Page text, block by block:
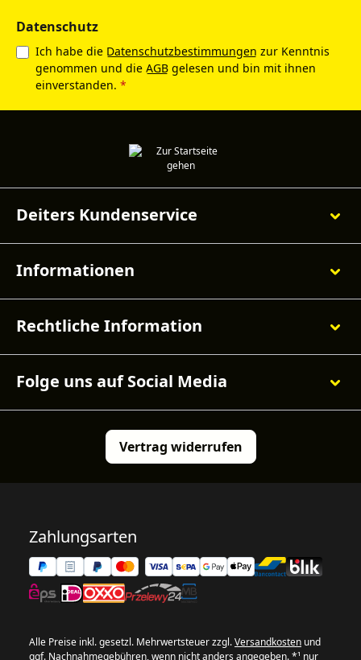
Datenschutz
Ich habe die Datenschutzbestimmungen zur Kenntnis
genommen und die AGB gelesen und bin mit ihnen
einverstanden. *
Deiters Kundenservice
Informationen
Rechtliche Information
Folge uns auf Social Media
Vertrag widerrufen
Zahlungsarten
Alle Preise inkl. gesetzl. Mehrwertsteuer zzgl.Versandkosten und
ggf. Nachnahmegebühren, wenn nicht anders angegeben. *¹ nur